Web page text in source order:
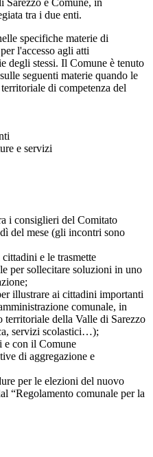
tra i due enti.
specifiche materie di
l'accesso agli atti
degli stessi. Il Comune è tenuto
seguenti materie quando le
di competenza del
e servizi
i consiglieri del Comitato
del mese (gli incontri sono
e le trasmette
per sollecitare soluzioni in uno
illustrare ai cittadini importanti
comunale, in
territoriale della Valle di Sarezzo
servizi scolastici…);
e con il Comune
di aggregazione e
per le elezioni del nuovo
“Regolamento comunale per la